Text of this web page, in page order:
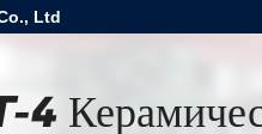
Ltd
4